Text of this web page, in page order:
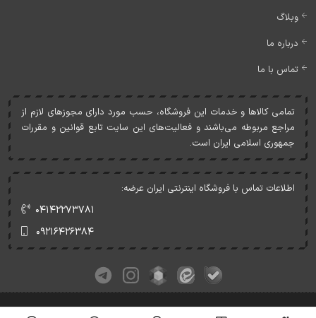
وبلاگ
درباره ما
تماس با ما
تمامی کالاها و خدمات اين فروشگاه، حسب مورد دارای مجوزهای لازم از
مراجع مربوطه می‌باشند و فعاليت‌های اين سايت تابع قوانين و مقررات
جمهوری اسلامی ايران است.
اطلاعات تماس با فروشگاه اینترنتی ایران عرضه:
۰۴۱۴۲۲۷۳۷۸۱
۰۹۲۱۶۴۲۶۳۸۴
کلیه حقوق این وبسایت متعلق به ایران عرضه می‌باشد.